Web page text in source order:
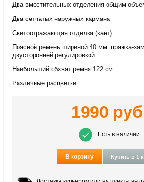
Два вместительных отделения общим
Два сетчатых наружных кармана
Светоотражающяя отделка (кант)
Поясной ремень шириной 40 мм, пряжка-
двусторонней регулировкой
Наибольший обхват ремня 122 см
Различные расцветки
1990
Есть в наличии
В корзину Купить в 1